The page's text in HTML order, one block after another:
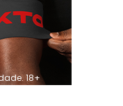
18+